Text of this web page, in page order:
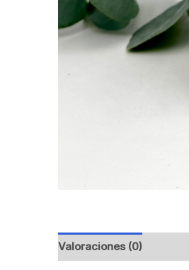
Valoraciones (0)